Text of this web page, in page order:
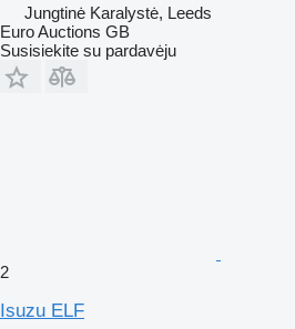
Jungtinė Karalystė, Leeds
Euro Auctions GB
Susisiekite su pardavėju
2
Isuzu ELF